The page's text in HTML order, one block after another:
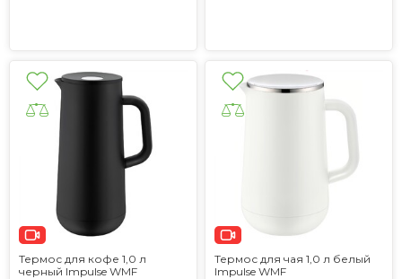
Термос для кофе 1,0 л
черный Impulse WMF
Термос для чая 1,0 л белый
Impulse WMF